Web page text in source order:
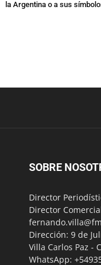
la Argentina o a sus
SOBRE
Director
Director
Dirección: 9 de
Villa Carlos Paz -
WhatsApp: